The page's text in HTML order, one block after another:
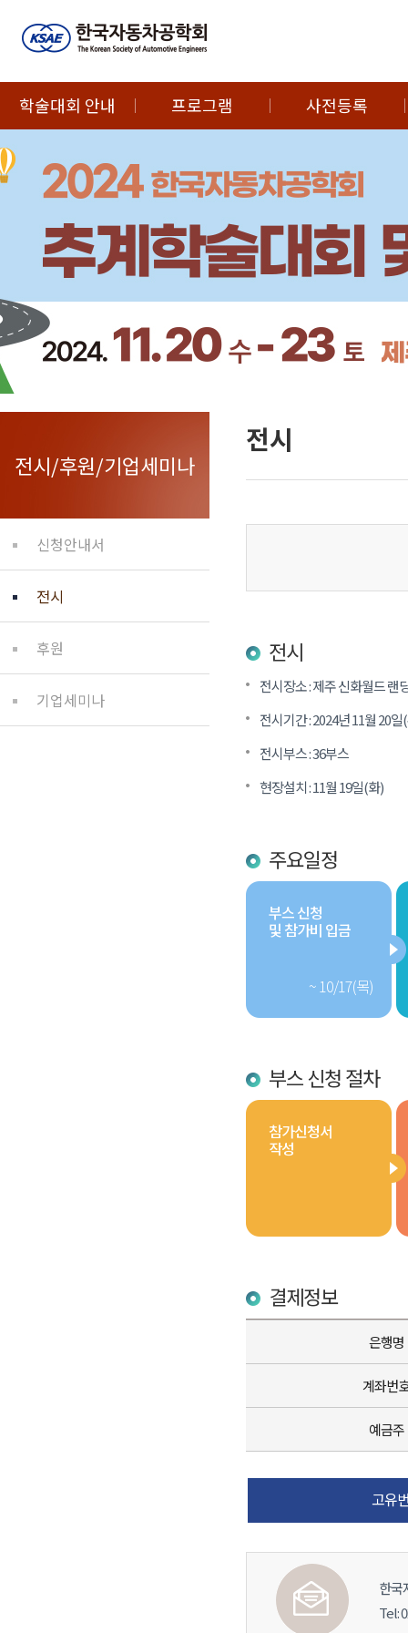
학술대회 안내 프로그램 사전등록
전시
전시/후원/기업세미나
신청안내서
전시
후원
기업세미나
전시
전시장소 : 제주 신화월드 랜
전시기간 : 2024년 11월 20
전시부스 : 36부스
현장설치 : 11월 19일(화)
주요일정
부스 신청
및 참가비 입금
~ 10/17(목)
부스 신청 절차
참가신청서
작성
결제정보
은행명
계좌번
예금주
고유
한국
Tel: